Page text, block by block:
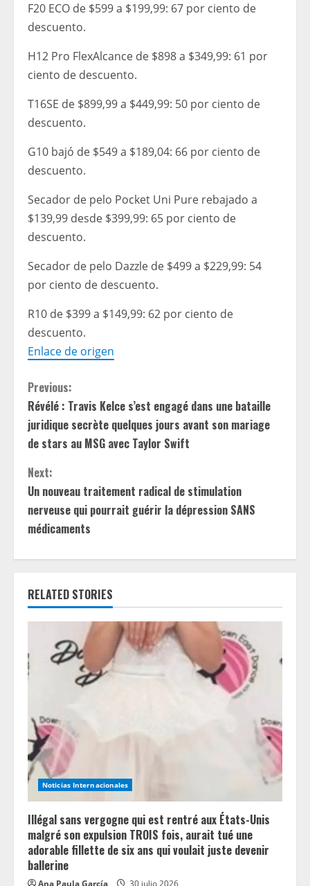
F20 ECO de $599 a $199,99: 67 por ciento de
descuento.
H12 Pro FlexAlcance de $898 a $349,99: 61 por
ciento de descuento.
T16SE de $899,99 a $449,99: 50 por ciento de
descuento.
G10 bajó de $549 a $189,04: 66 por ciento de
descuento.
Secador de pelo Pocket Uni Pure rebajado a
$139,99 desde $399,99: 65 por ciento de
descuento.
Secador de pelo Dazzle de $499 a $229,99: 54
por ciento de descuento.
R10 de $399 a $149,99: 62 por ciento de
descuento.
Enlace de origen
C
o
n
t
i
n
u
e
R
e
a
d
i
n
g
Previous:
Révélé : Travis Kelce s’est engagé dans une bataille
juridique secrète quelques jours avant son mariage
de stars au MSG avec Taylor Swift
Next:
Un nouveau traitement radical de stimulation
nerveuse qui pourrait guérir la dépression SANS
médicaments
RELATED STORIES
Noticias Internacionales
Illégal sans vergogne qui est rentré aux États-Unis
malgré son expulsion TROIS fois, aurait tué une
adorable fillette de six ans qui voulait juste devenir
ballerine